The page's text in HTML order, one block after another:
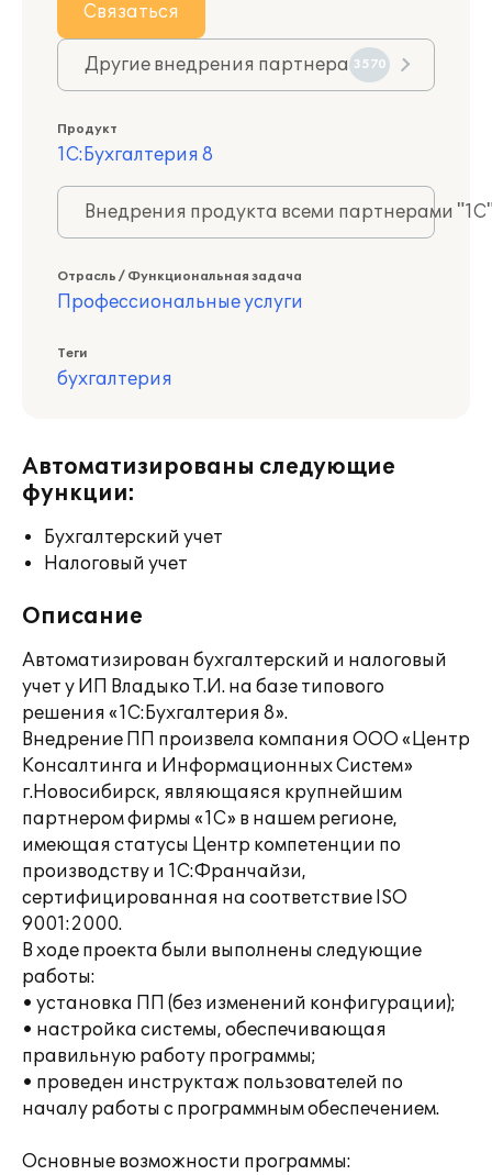
Связаться
Другие внедрения партнера 3570
Продукт
1С:Бухгалтерия 8
Внедрения продукта всеми партнерами
Отрасль / Функциональная задача
Профессиональные услуги
Теги
бухгалтерия
Автоматизированы следующие
функции:
Бухгалтерский учет
Налоговый учет
Описание
Автоматизирован бухгалтерский и налоговый
учет у ИП Владыко Т.И. на базе типового
решения «1С:Бухгалтерия 8».
Внедрение ПП произвела компания ООО «Центр
Консалтинга и Информационных Систем»
г.Новосибирск, являющаяся крупнейшим
партнером фирмы «1С» в нашем регионе,
имеющая статусы Центр компетенции по
производству и 1С:Франчайзи,
сертифицированная на соответствие ISO
9001:2000.
В ходе проекта были выполнены следующие
работы:
• установка ПП (без изменений конфигурации);
• настройка системы, обеспечивающая
правильную работу программы;
• проведен инструктаж пользователей по
началу работы с программным обеспечением.
Основные возможности программы: